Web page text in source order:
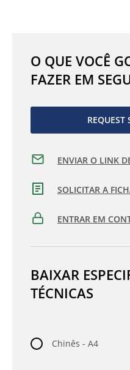
O QUE VOCÊ
FAZER EM
REQUEST
ENVIAR O LINK
SOLICITAR A
ENTRAR EM
BAIXAR
TÉCNICAS
Chinês - A4